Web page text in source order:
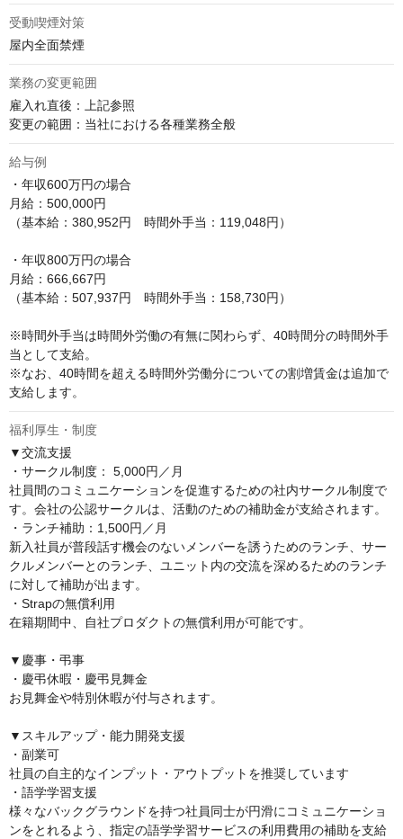
受動喫煙対策
屋内全面禁煙
業務の変更範囲
雇入れ直後：上記参照
変更の範囲：当社における各種業務全般
給与例
・年収600万円の場合
月給：500,000円
（基本給：380,952円　時間外手当：119,048円）
・年収800万円の場合
月給：666,667円
（基本給：507,937円　時間外手当：158,730円）
※時間外手当は時間外労働の有無に関わらず、40時間分の時間外手
当として支給。
※なお、40時間を超える時間外労働分についての割増賃金は追加で
支給します。
福利厚生・制度
▼交流支援
・サークル制度： 5,000円／月
社員間のコミュニケーションを促進するための社内サークル制度で
す。会社の公認サークルは、活動のための補助金が支給されます。
・ランチ補助：1,500円／月
新入社員が普段話す機会のないメンバーを誘うためのランチ、サー
クルメンバーとのランチ、ユニット内の交流を深めるためのランチ
に対して補助が出ます。
・Strapの無償利用
在籍期間中、自社プロダクトの無償利用が可能です。
▼慶事・弔事
・慶弔休暇・慶弔見舞金
お見舞金や特別休暇が付与されます。
▼スキルアップ・能力開発支援
・副業可
社員の自主的なインプット・アウトプットを推奨しています
・語学学習支援
様々なバックグラウンドを持つ社員同士が円滑にコミュニケーショ
ンをとれるよう、指定の語学学習サービスの利用費用の補助を支給